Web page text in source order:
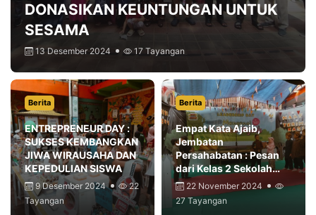
DONASIKAN KEUNTUNGAN UNTUK
SESAMA
13 Desember 2024 17 Tayangan
Berita
ENTREPRENEUR DAY :
SUKSES KEMBANGKAN
JIWA WIRAUSAHA DAN
KEPEDULIAN SISWA
9 Desember 2024
22
Tayangan
Berita
Empat Kata Ajaib,
Jembatan
Persahabatan : Pesan
dari Kelas 2 Sekolah
Kreatif SD
Muhammadiyah 16
Surabaya
22 November 2024
27 Tayangan